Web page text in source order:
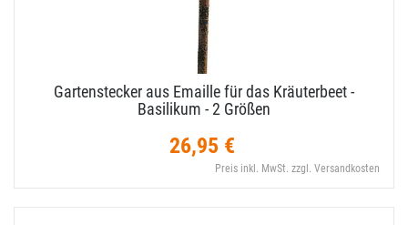
Gartenstecker aus Emaille für das Kräuterbeet -
Basilikum - 2 Größen
26,95 €
Preis inkl. MwSt. zzgl. Versandkosten